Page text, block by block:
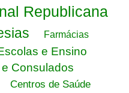
Republicana
Farmácias
e Ensino
Consulados
Centros de Saúde